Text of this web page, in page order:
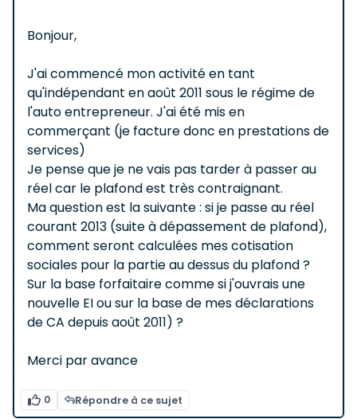
Bonjour,
J'ai commencé mon activité en tant
qu'indépendant en août 2011 sous le régime de
l'auto entrepreneur. J'ai été mis en
commerçant (je facture donc en prestations de
services)
Je pense que je ne vais pas tarder à passer au
réel car le plafond est très contraignant.
Ma question est la suivante : si je passe au réel
courant 2013 (suite à dépassement de plafond),
comment seront calculées mes cotisation
sociales pour la partie au dessus du plafond ?
Sur la base forfaitaire comme si j'ouvrais une
nouvelle EI ou sur la base de mes déclarations
de CA depuis août 2011) ?
Merci par avance
0 Répondre à ce sujet